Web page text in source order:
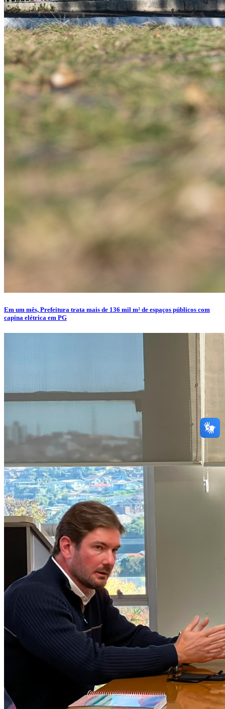
Em um mês, Prefeitura trata mais de 136 mil m² de espaços públicos com
capina elétrica em PG